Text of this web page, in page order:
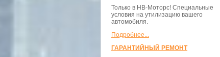
Только в НВ-Моторс! Специальные
условия на утилизацию вашего
автомобиля.
Подробнее...
ГАРАНТИЙНЫЙ РЕМОНТ